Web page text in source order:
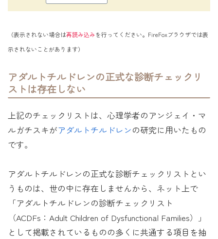
（表示されない場合は再読み込みを行ってください。FireFoxブラウザでは表
示されないことがあります）
アダルトチルドレンの正式な診断チェックリ
ストは存在しない
上記のチェックリストは、心理学者のアンジェイ・マ
ルガチスキがアダルトチルドレンの研究に用いたもの
です。
アダルトチルドレンの正式な診断チェックリストとい
うものは、世の中に存在しませんから、ネット上で
「アダルトチルドレンの診断チェックリスト
（ACDFs：Adult Children of Dysfunctional Families）」
として掲載されているものの多くに共通する項目を抽